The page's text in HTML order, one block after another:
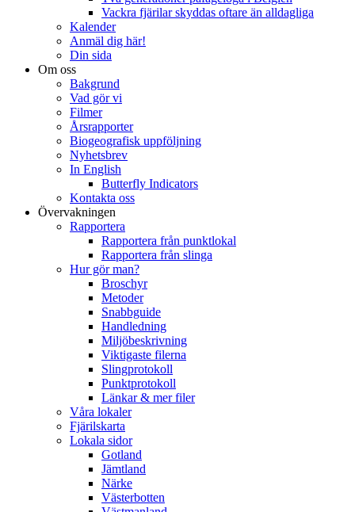
Vackra fjärilar skyddas oftare än alldagliga
Kalender
Anmäl dig här!
Din sida
Om oss
Bakgrund
Vad gör vi
Filmer
Årsrapporter
Biogeografisk uppföljning
Nyhetsbrev
In English
Butterfly Indicators
Kontakta oss
Övervakningen
Rapportera
Rapportera från punktlokal
Rapportera från slinga
Hur gör man?
Broschyr
Metoder
Snabbguide
Handledning
Miljöbeskrivning
Viktigaste filerna
Slingprotokoll
Punktprotokoll
Länkar & mer filer
Våra lokaler
Fjärilskarta
Lokala sidor
Gotland
Jämtland
Närke
Västerbotten